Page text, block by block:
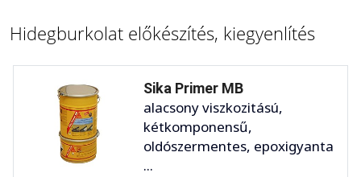
Hidegburkolat előkészítés, kiegyenlítés
Sika Primer MB
alacsony viszkozitású,
kétkomponensű,
oldószermentes, epoxigyanta
...